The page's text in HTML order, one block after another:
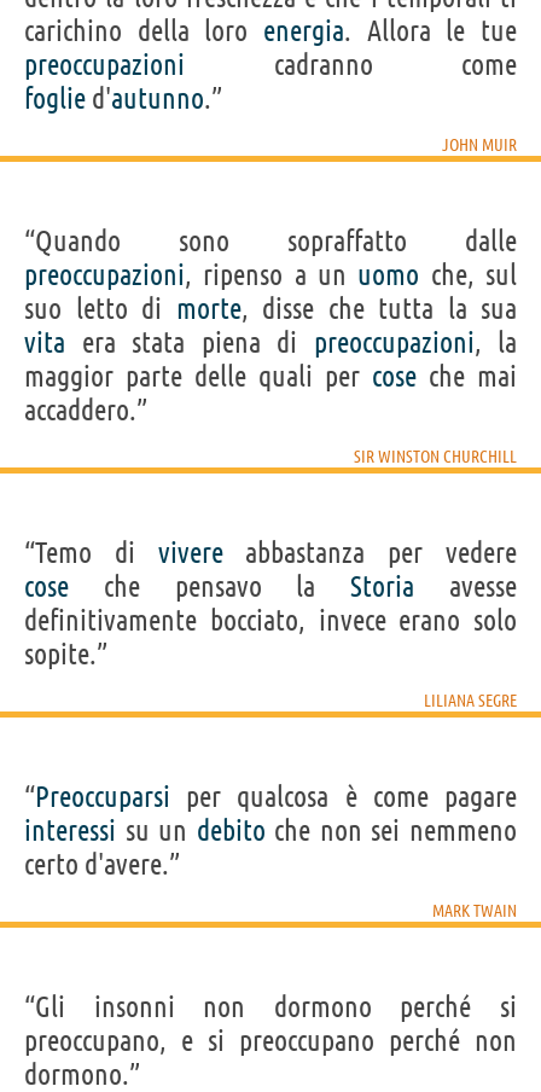
carichino della loro energia. Allora le tue
preoccupazioni cadranno come
foglie d'autunno.”
JOHN MUIR
“Quando sono sopraffatto dalle
preoccupazioni, ripenso a un uomo che, sul
suo letto di morte, disse che tutta la sua
vita era stata piena di preoccupazioni, la
maggior parte delle quali per cose che mai
accaddero.”
SIR WINSTON CHURCHILL
“Temo di vivereabbastanza per vedere
cose che pensavo laStoria avesse
definitivamente bocciato, invece erano solo
sopite.”
LILIANA SEGRE
“Preoccuparsi per qualcosa è come pagare
interessi su un debito che non sei nemmeno
certo d'avere.”
MARK TWAIN
“Gli insonni non dormono perché si
preoccupano, e si preoccupano perché non
dormono.”